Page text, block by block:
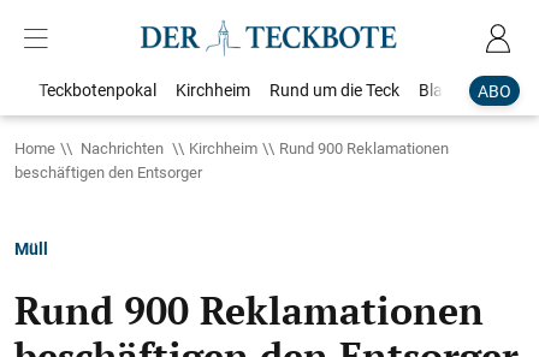
ABO
Teckbotenpokal Kirchheim Rund um die Teck Blaulicht
Home Nachrichten Kirchheim
Rund 900 Reklamationen
beschäftigen den Entsorger
Müll
Rund 900 Reklamationen